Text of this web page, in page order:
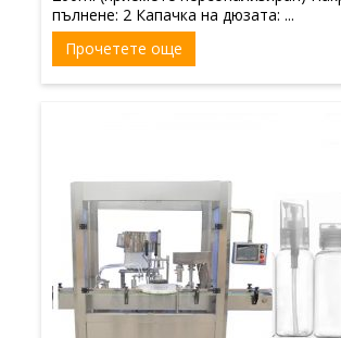
пълнене: 2 Капачка на дюзата: ...
Прочетете още